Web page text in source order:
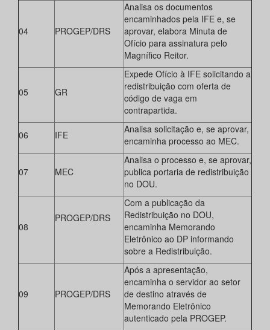
04 PROGEP/DRS
Analisa os documentos
encaminhados pela IFE e, se
aprovar, elabora Minuta de
Ofício para assinatura pelo
Magnífico Reitor.
05 GR
Expede Ofício à IFE solicitando a
redistribuição com oferta de
código de vaga em
contrapartida.
06 IFE
Analisa solicitação e, se aprovar,
encaminha processo ao MEC.
07 MEC
Analisa o processo e, se aprovar,
publica portaria de redistribuição
no DOU.
08
PROGEP/DRS
Com a publicação da
Redistribuição no DOU,
encaminha Memorando
Eletrônico ao DP informando
sobre a Redistribuição.
09 PROGEP/DRS
Após a apresentação,
encaminha o servidor ao setor
de destino através de
Memorando Eletrônico
autenticado pela PROGEP.